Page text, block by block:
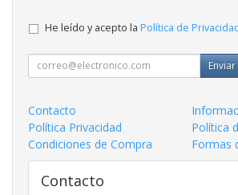
He leído y acepto la Política de
Enviar
Contacto
Política Privacidad
Política
Condiciones de Compra
Formas
Contacto